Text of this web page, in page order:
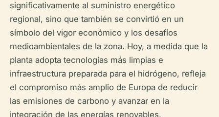
significativamente al suministro energético
regional, sino que también se convirtió en un
símbolo del vigor económico y los desafíos
medioambientales de la zona. Hoy, a medida que la
planta adopta tecnologías más limpias e
infraestructura preparada para el hidrógeno, refleja
el compromiso más amplio de Europa de reducir
las emisiones de carbono y avanzar en la
integración de las energías renovables.